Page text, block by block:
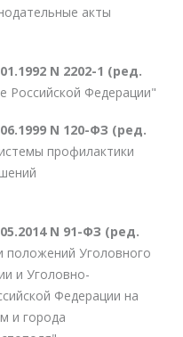
акты
N 2202-1 (ред.
Российской Федерации"
N 120-ФЗ (ред.
профилактики
N 91-ФЗ (ред.
положений Уголовного
и Уголовно-
Федерации на
и города